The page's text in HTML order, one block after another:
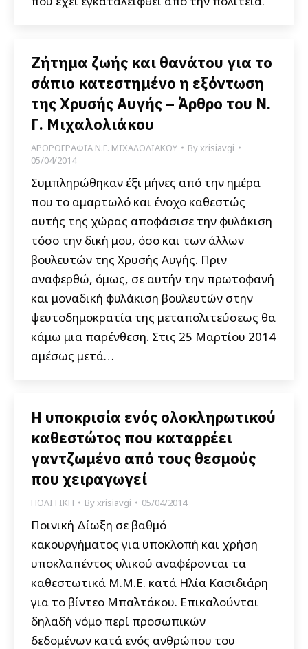
Ζήτημα ζωής και θανάτου για το
σάπιο κατεστημένο η εξόντωση
της Χρυσής Αυγής – Άρθρο του Ν.
Γ. Μιχαλολιάκου
ΑΡΘΡΟΓΡΑΦΙΑ Ν.Γ. ΜΙΧΑΛΟΛΙΑΚΟΥ Byxrisiavgi
05/04/2014
Συμπληρώθηκαν έξι μήνες από την ημέρα
που το αμαρτωλό και ένοχο καθεστώς
αυτής της χώρας αποφάσισε την φυλάκιση
τόσο την δική μου, όσο και των άλλων
βουλευτών της Χρυσής Αυγής. Πριν
αναφερθώ, όμως, σε αυτήν την πρωτοφανή
και μοναδική φυλάκιση βουλευτών στην
ψευτοδημοκρατία της μεταπολιτεύσεως θα
κάμω μια παρένθεση. Στις 25 Μαρτίου 2014
αμέσως μετά…
Η υποκρισία ενός ολοκληρωτικού
καθεστώτος που καταρρέει
γαντζωμένο από τους θεσμούς
που χειραγωγεί
ΠΟΛΙΤΙΚΗ Byxrisiavgi 05/04/2014
Ποινική Δίωξη σε βαθμό
κακουργήματος για υποκλοπή και χρήση
υποκλαπέντος υλικού αναφέρονται τα
καθεστωτικά Μ.Μ.Ε. κατά Ηλία Κασιδιάρη
για το βίντεο Μπαλτάκου. Επικαλούνται
δηλαδή νόμο περί προσωπικών
δεδομένων κατά ενός ανθρώπου του